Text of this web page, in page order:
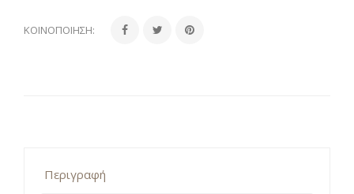
ΚΟΙΝΟΠΟΊΗΣΗ:
Περιγραφή